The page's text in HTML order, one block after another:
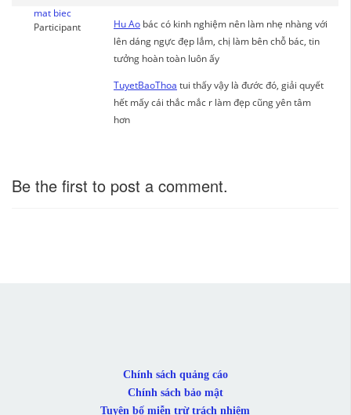
mat biec
Participant
Hu Ao bác có kinh nghiệm nên làm nhẹ nhàng với
lên dáng ngực đẹp lắm, chị làm bên chỗ bác, tin
tưởng hoàn toàn luôn ấy
TuyetBaoThoa tui thấy vậy là đước đó, giải quyết
hết mấy cái thắc mắc r làm đẹp cũng yên tâm
hơn
Be the first to post a comment.
Chính sách quảng cáo
Chính sách bảo mật
Tuyên bố miễn trừ trách nhiệm